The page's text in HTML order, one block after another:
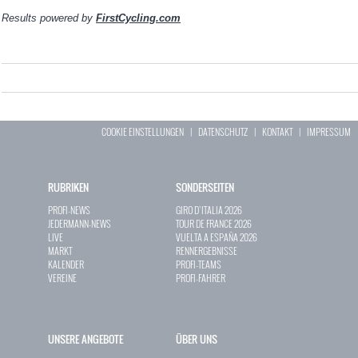
Results powered by FirstCycling.com
COOKIE EINSTELLUNGEN | DATENSCHUTZ | KONTAKT| IMPRESSUM
RUBRIKEN
PROFI-NEWS
JEDERMANN-NEWS
LIVE
MARKT
KALENDER
VEREINE
SONDERSEITEN
GIRO D`ITALIA 2026
TOUR DE FRANCE 2026
VUELTA A ESPAÑA 2026
RENNERGEBNISSE
PROFI-TEAMS
PROFI-FAHRER
UNSERE ANGEBOTE ÜBER UNS